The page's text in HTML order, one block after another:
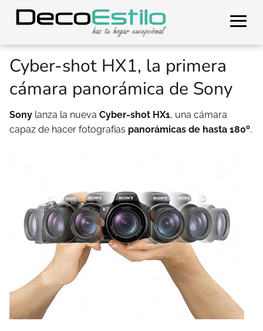
Cyber-shot HX1, la primera
cámara panorámica de Sony
Sony lanza la nueva Cyber-shot HX1, una cámara
capaz de hacer fotografías panorámicas de hasta 180º.